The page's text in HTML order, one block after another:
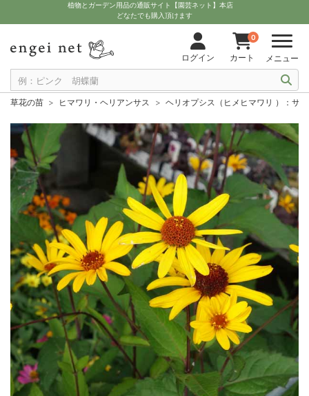
植物とガーデン用品の通販サイト【園芸ネット】本店
どなたでも購入頂けます
ログイン
0
カート メニュー
草花の苗 ヒマワリ・ヘリアンサス ヘリオプシス（ヒメヒマワリ ）：サ